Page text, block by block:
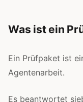
Was ist ein
Ein Prüfpaket ist
Agentenarbeit.
Es beantwortet